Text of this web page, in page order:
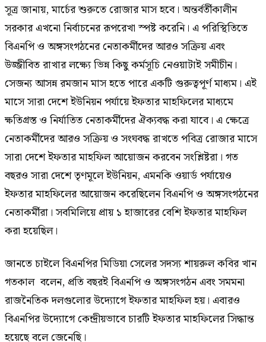
সূত্র জানায়, মার্চের শুরুতে রোজার মাস হবে। অন্তর্বর্তীকালীন
সরকার এখনো নির্বাচনের রূপরেখা স্পষ্ট করেনি। এ পরিস্থিতিতে
বিএনপি ও অঙ্গসংগঠনের নেতাকর্মীদের আরও সক্রিয় এবং
উজ্জীবিত রাখার লক্ষ্যে ভিন্ন কিছু কর্মসূচি নেওয়াটাই সমীচীন।
সেজন্য আসন্ন রমজান মাস হতে পারে একটি গুরুত্বপূর্ণ মাধ্যম। এই
মাসে সারা দেশে ইউনিয়ন পর্যায়ে ইফতার মাহফিলের মাধ্যমে
ক্ষতিগ্রস্ত ও নির্যাতিত নেতাকর্মীদের ঐক্যবদ্ধ করা যাবে। এ ক্ষেত্রে
নেতাকর্মীদের আরও সক্রিয় ও সংঘবদ্ধ রাখতে পবিত্র রোজার মাসে
সারা দেশে ইফতার মাহফিল আয়োজন করবেন সংশ্লিষ্টরা। গত
বছরও সারা দেশে তৃণমূলে ইউনিয়ন, এমনকি ওয়ার্ড পর্যায়েও
ইফতার মাহফিলের আয়োজন করেছিলেন বিএনপি ও অঙ্গসংগঠনের
নেতাকর্মীরা। সবমিলিয়ে প্রায় ১ হাজারের বেশি ইফতার মাহফিল
করা হয়েছিল।
জানতে চাইলে বিএনপির মিডিয়া সেলের সদস্য শায়রুল কবির খান
গতকাল বলেন, প্রতি বছরই বিএনপি ও অঙ্গসংগঠন এবং সমমনা
রাজনৈতিক দলগুলোর উদ্যোগে ইফতার মাহফিল হয়। এবারও
বিএনপির উদ্যোগে কেন্দ্রীয়ভাবে চারটি ইফতার মাহফিলের সিদ্ধান্ত
হয়েছে বলে জেনেছি।